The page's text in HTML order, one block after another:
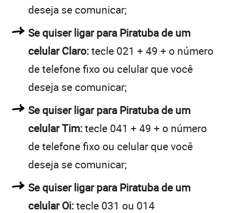
deseja se comunicar;
Se quiser ligar para Piratuba de um
celular Claro:tecle 021 + 49 + o número
de telefone fixo ou celular que você
deseja se comunicar;
Se quiser ligar para Piratuba de um
celular Tim:tecle 041 + 49 + o número
de telefone fixo ou celular que você
deseja se comunicar;
Se quiser ligar para Piratuba de um
celular Oi:tecle 031 ou 014